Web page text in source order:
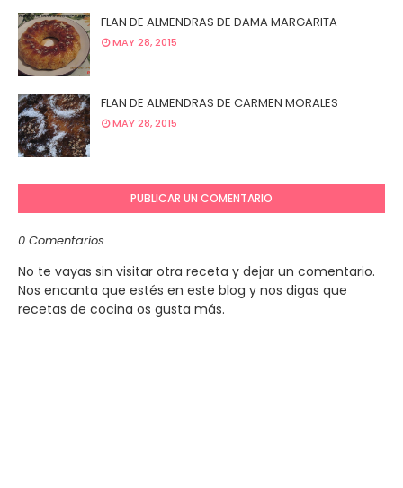
FLAN DE ALMENDRAS DE DAMA MARGARITA
MAY 28, 2015
FLAN DE ALMENDRAS DE CARMEN MORALES
MAY 28, 2015
PUBLICAR UN COMENTARIO
0 Comentarios
No te vayas sin visitar otra receta y dejar un comentario.
Nos encanta que estés en este blog y nos digas que
recetas de cocina os gusta más.